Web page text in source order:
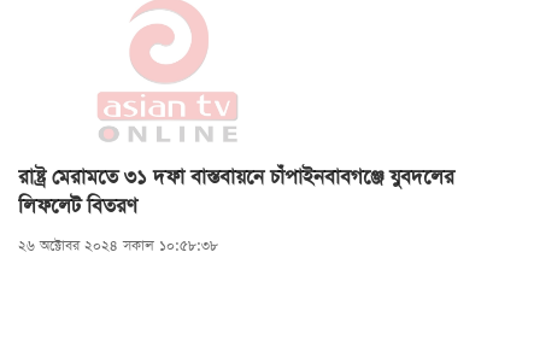
রাষ্ট্র মেরামতে ৩১ দফা বাস্তবায়নে চাঁপাইনবাবগঞ্জে যুবদলের
লিফলেট বিতরণ
২৬ অক্টোবর ২০২৪ সকাল ১০:৫৮:৩৮